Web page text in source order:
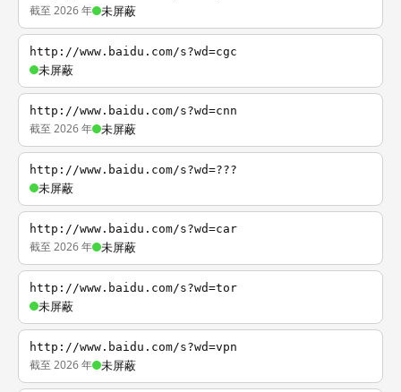
截至 2026 年 未屏蔽
http://www.baidu.com/s?wd=cgc
未屏蔽
http://www.baidu.com/s?wd=cnn
截至 2026 年 未屏蔽
http://www.baidu.com/s?wd=???
未屏蔽
http://www.baidu.com/s?wd=car
截至 2026 年 未屏蔽
http://www.baidu.com/s?wd=tor
未屏蔽
http://www.baidu.com/s?wd=vpn
截至 2026 年 未屏蔽